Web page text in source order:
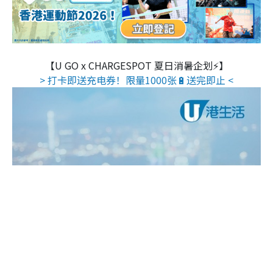
【U GO x CHARGESPOT 夏日消暑企划⚡】
> 打卡即送充电券！限量1000张🔋送完即止 <